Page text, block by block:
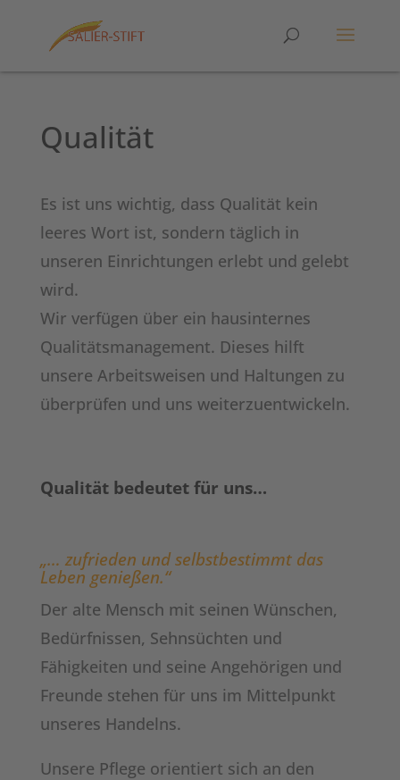
Qualität
Es ist uns wichtig, dass Qualität kein
leeres Wort ist, sondern täglich in
unseren Einrichtungen erlebt und gelebt
wird.
Wir verfügen über ein hausinternes
Qualitätsmanagement. Dieses hilft
unsere Arbeitsweisen und Haltungen zu
überprüfen und uns weiterzuentwickeln.
Qualität bedeutet für uns…
„… zufrieden und selbstbestimmt das
Leben genießen.“
Der alte Mensch mit seinen Wünschen,
Bedürfnissen, Sehnsüchten und
Fähigkeiten und seine Angehörigen und
Freunde stehen für uns im Mittelpunkt
unseres Handelns.
Unsere Pflege orientiert sich an den